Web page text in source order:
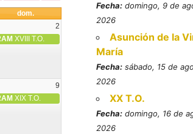
dom.
2
XVIII T.O.
9
Español, presbítero, mártires (MO)
XIX T.O.
Fecha: domingo, 9 de
2026
Asunción de la
María
Fecha: sábado, 15 de
2026
XX T.O.
Fecha: domingo, 16 de
2026